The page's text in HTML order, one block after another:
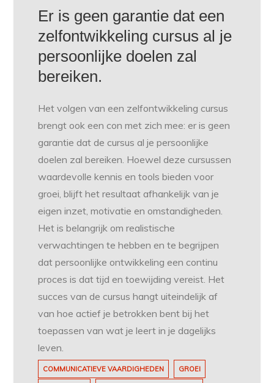
Er is geen garantie dat een
zelfontwikkeling cursus al je
persoonlijke doelen zal
bereiken.
Het volgen van een zelfontwikkeling cursus
brengt ook een con met zich mee: er is geen
garantie dat de cursus al je persoonlijke
doelen zal bereiken. Hoewel deze cursussen
waardevolle kennis en tools bieden voor
groei, blijft het resultaat afhankelijk van je
eigen inzet, motivatie en omstandigheden.
Het is belangrijk om realistische
verwachtingen te hebben en te begrijpen
dat persoonlijke ontwikkeling een continu
proces is dat tijd en toewijding vereist. Het
succes van de cursus hangt uiteindelijk af
van hoe actief je betrokken bent bij het
toepassen van wat je leert in je dagelijks
leven.
COMMUNICATIEVE VAARDIGHEDEN GROEI